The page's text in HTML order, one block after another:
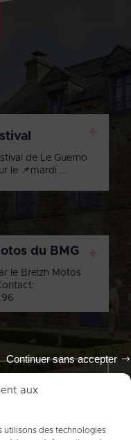
aux
utilisons des technologies
Continuer sans accepter
de Le Guerno
le 📌mardi ...
du BMG
le Breizh Motos